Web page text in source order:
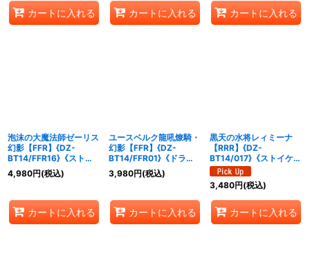
カートに入れる カートに入れる カートに入れる
泡沫の大魔法師ゼーリス
幻影【FFR】{DZ-
BT14/FFR16}《ストイ
ケイア》
4,980円(税込)
カートに入れる
ユースベルク龍吼燎騎・
幻影【FFR】{DZ-
BT14/FFR01}《ドラゴ
ンエンパイア》
3,980円(税込)
カートに入れる
黒天の水将レィミーナ
【RRR】{DZ-
BT14/017}《ストイケイ
ア》
3,480円(税込)
カートに入れる